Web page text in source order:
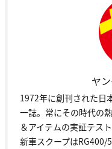
ヤ
1972年に創刊された日
一誌。常にその時代の
＆アイテムの実証テス
新車スクープはRG400/